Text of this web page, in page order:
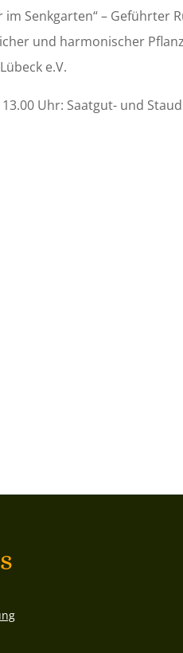
im Senkgarten“ –
und harmonischer
e.V.
13.00 Uhr: Saatgut- und